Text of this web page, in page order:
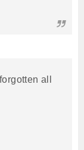
all